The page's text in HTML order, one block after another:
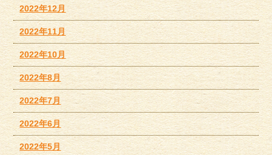
2022年12月
2022年11月
2022年10月
2022年8月
2022年7月
2022年6月
2022年5月